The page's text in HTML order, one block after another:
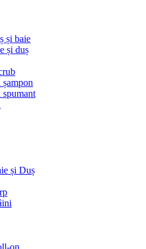
și baie
și duș
șampon
spumant
și Duș